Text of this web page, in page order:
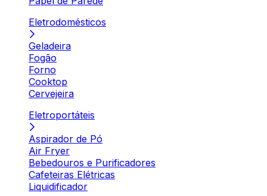
Eletrodomésticos
Geladeira
Fogão
Forno
Cooktop
Cervejeira
Eletroportáteis
Aspirador de Pó
Air Fryer
Bebedouros e Purificadores
Cafeteiras Elétricas
Liquidificador